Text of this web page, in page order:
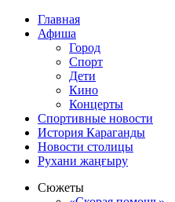
Главная
Афиша
Город
Спорт
Дети
Кино
Концерты
Спортивные новости
История Караганды
Новости столицы
Рухани жаңғыру
Сюжеты